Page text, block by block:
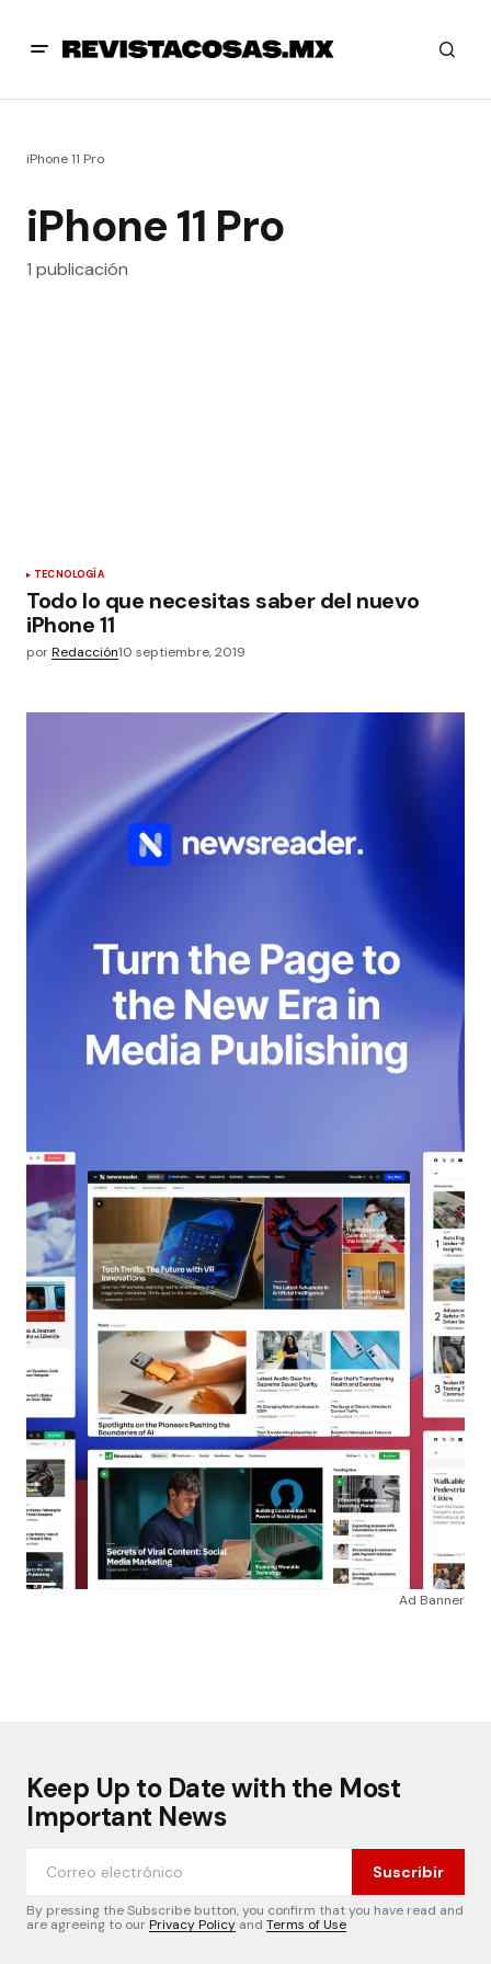
iPhone 11 Pro
iPhone 11 Pro
1 publicación
TECNOLOGÍA
Todo lo que necesitas saber del nuevo
iPhone 11
porRedacción10 septiembre, 2019
Ad Banner
Keep Up to Date with the Most
Important News
Suscribir
By pressing the Subscribe button, you confirm that you have read and
are agreeing to ourPrivacy Policy and Terms of Use